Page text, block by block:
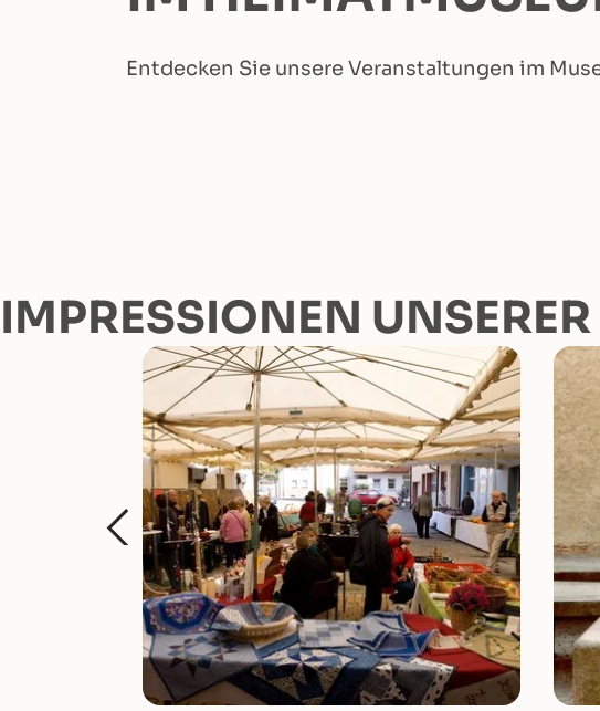
Entdecken Sie unsere Veranstaltungen im
IMPRESSIONEN